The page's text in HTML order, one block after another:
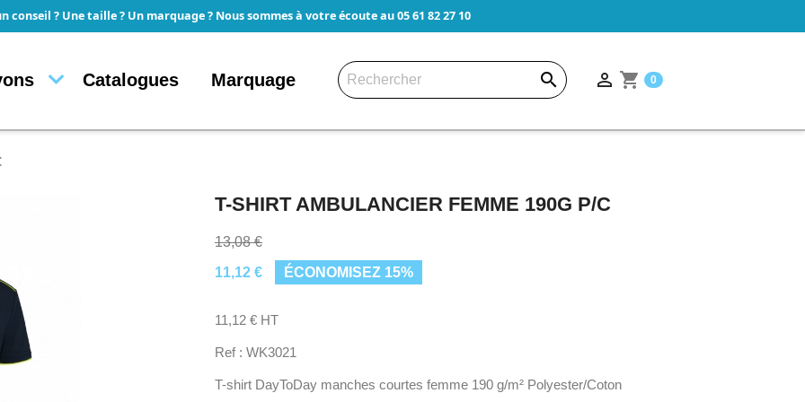
conseil ? Une taille ? Un marquage ? Nous sommes à votre écoute au 05 61 82 27 10
Catalogues Marquage   shopping_cart 0
T-SHIRT AMBULANCIER FEMME 190G P/C
13,08 €
11,12 €
ÉCONOMISEZ 15%
11,12 € HT
Ref : WK3021
T-shirt DayToDay manches courtes femme 190 g/m² Polyester/Coton